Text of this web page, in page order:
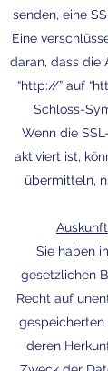
senden, eine
Eine
daran, dass die
“http://” auf
Schloss-
Wenn die
aktiviert ist,
übermitteln,
Sie haben
gesetzlichen
Recht auf
gespeicherten
deren